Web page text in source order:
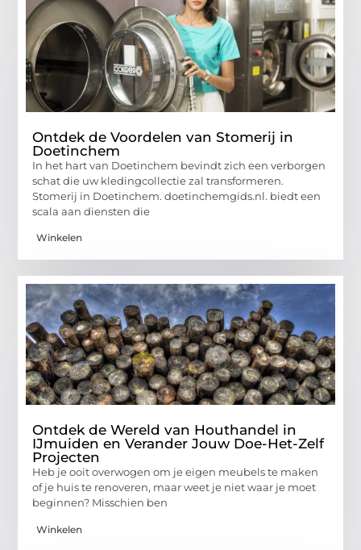
Ontdek de Voordelen van Stomerij in
Doetinchem
In het hart van Doetinchem bevindt zich een verborgen
schat die uw kledingcollectie zal transformeren.
Stomerij in Doetinchem. doetinchemgids.nl. biedt een
scala aan diensten die
Winkelen
Ontdek de Wereld van Houthandel in
IJmuiden en Verander Jouw Doe-Het-Zelf
Projecten
Heb je ooit overwogen om je eigen meubels te maken
of je huis te renoveren, maar weet je niet waar je moet
beginnen? Misschien ben
Winkelen